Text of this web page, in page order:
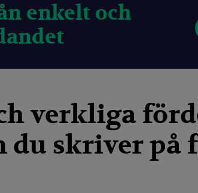
enkelt och
verkliga
du skriver på